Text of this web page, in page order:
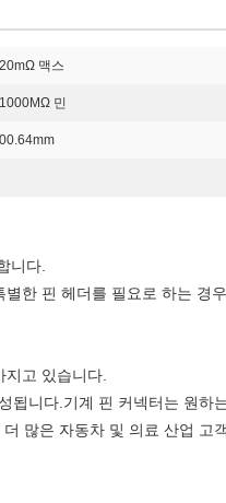
20mΩ 맥스
1000MΩ 민
00.64mm
니다.
한 핀 헤더를 필요로 하는 경
고 있습니다.
됩니다.기계 핀 커넥터는 원하
많은 자동차 및 의료 산업 고